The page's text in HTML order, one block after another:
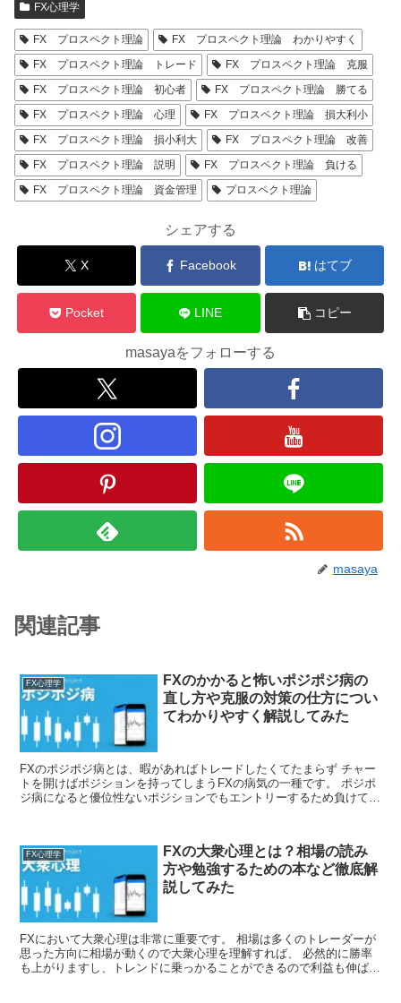
FX心理学
FX プロスペクト理論
FX プロスペクト理論 わかりやすく
FX プロスペクト理論 トレード
FX プロスペクト理論 克服
FX プロスペクト理論 初心者
FX プロスペクト理論 勝てる
FX プロスペクト理論 心理
FX プロスペクト理論 損大利小
FX プロスペクト理論 損小利大
FX プロスペクト理論 改善
FX プロスペクト理論 説明
FX プロスペクト理論 負ける
FX プロスペクト理論 資金管理
プロスペクト理論
シェアする
X Facebook はてブ
Pocket LINE コピー
masayaをフォローする
masaya
関連記事
FX心理学
FXのかかると怖いポジポジ病の
直し方や克服の対策の仕方につい
てわかりやすく解説してみた
FXのポジポジ病とは、暇があればトレードしたくてたまらず チャー
トを開けばポジションを持ってしまうFXの病気の一種です。 ポジポ
ジ病になると優位性ないポジションでもエントリーするため負けてし
FX心理学
FXの大衆心理とは？相場の読み
方や勉強するための本など徹底解
説してみた
FXにおいて大衆心理は非常に重要です。 相場は多くのトレーダーが
思った方向に相場が動くので大衆心理を理解すれば、 必然的に勝率
も上がりますし、トレンドに乗っかることができるので利益も伸ばす